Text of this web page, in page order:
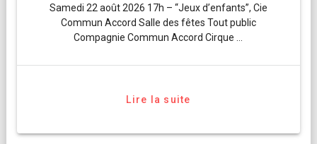
Samedi 22 août 2026 17h – “Jeux d’enfants”, Cie
Commun Accord Salle des fêtes Tout public
Compagnie Commun Accord Cirque …
Lire la suite